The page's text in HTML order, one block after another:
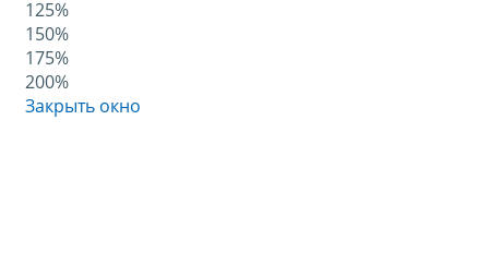
125%
150%
175%
200%
Закрыть окно